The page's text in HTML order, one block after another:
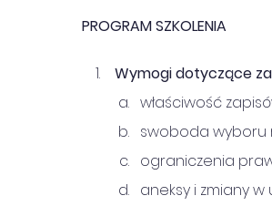
PROGRAM SZKOLENIA
Wymogi dotyczące
właściwość
swoboda wyboru
ograniczenia
aneksy i zmiany